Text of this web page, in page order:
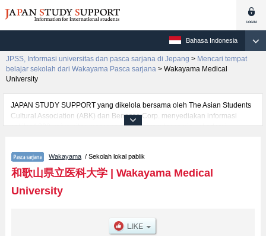
Bahasa Indonesia
JPSS, Informasi universitas dan pasca sarjana di Jepang > Mencari tempat
belajar sekolah dari Wakayama Pasca sarjana > Wakayama Medical
University
JAPAN STUDY SUPPORT yang dikelola bersama oleh The Asian Students
Cultural Association (ABK) dan Benesse Corp. menyediakan informasi
sekitar 1300 universitas, pascasarjana, universitas yunior, akademi
mencakup informasi per jurusan riset seperti %% research %%, serta
berbagai informasi yang berguna bagi mahasiswa(i) mancanegara seperti
kuota untuk jumlah pendaftar dan jumlah kelulusan ujian masuk
mahasiswa(i) mancanegara, informasi mengenai ujian masuk, prasarana
Wakayama / Sekolah lokal pablik
和歌山県立医科大学| Wakayama Medical
University